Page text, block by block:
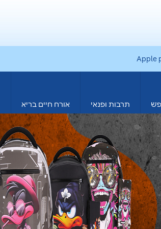
Apple
תרבות ופנאי אורח חיים בריא